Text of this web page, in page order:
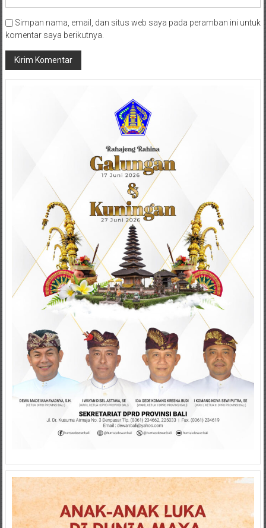
Simpan nama, email, dan situs web saya pada peramban ini untuk
komentar saya berikutnya.